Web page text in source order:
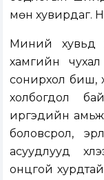
мөн хувирдаг.
Миний хувьд
хамгийн
сонирхол биш,
холбогдол
иргэдийн
боловсрол,
асуудлууд
онцгой